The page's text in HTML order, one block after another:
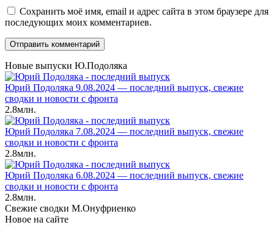
Сохранить моё имя, email и адрес сайта в этом браузере для
последующих моих комментариев.
Новые выпуски Ю.Подоляка
Юрий Подоляка 9.08.2024 — последний выпуск, свежие
сводки и новости с фронта
2.8млн.
Юрий Подоляка 7.08.2024 — последний выпуск, свежие
сводки и новости с фронта
2.8млн.
Юрий Подоляка 6.08.2024 — последний выпуск, свежие
сводки и новости с фронта
2.8млн.
Свежие сводки М.Онуфриенко
Новое на сайте